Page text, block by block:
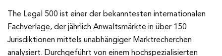
The Legal 500 ist einer der bekanntesten internationalen
Fachverlage, der jährlich Anwaltsmärkte in über 150
Jurisdiktionen mittels unabhängiger Marktrecherchen
analysiert. Durchgeführt von einem hochspezialisierten